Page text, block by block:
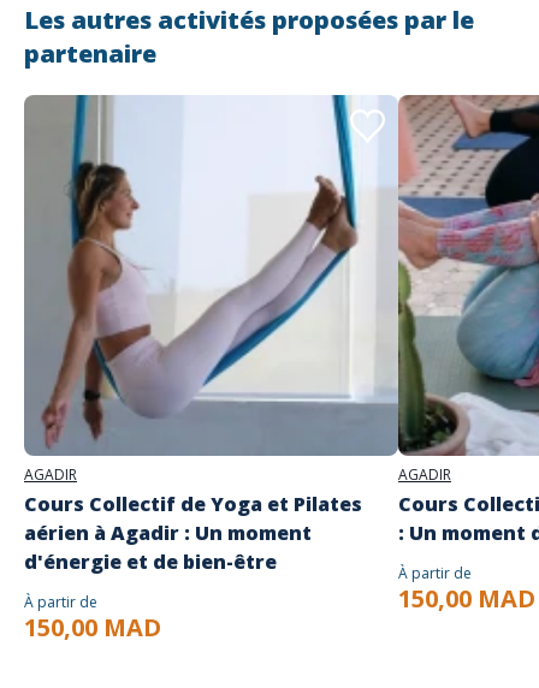
🧘🏻‍♀️Pilates 100% femmes
🎟️ 200 mad / Acompte 50% auprès de Lauranne
📩 Réservation impérative Places limitées !
Adresse
Yoga by Lauranne
29 Rue Yacoub El Mansour 80000 AGADIR
Les autres activités proposées par le
partenaire
AGADIR
Cours Collectif de Yoga et Pilates
aérien à Agadir : Un moment
d'énergie et de bien-être
À partir de
150,00 MAD
AGADIR
Cours
: Un moment
À partir de
150,00 MAD